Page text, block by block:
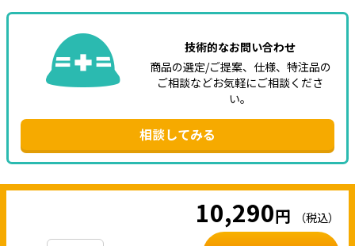
技術的なお問い合わせ
商品の選定/ご提案、仕様、特注品の
ご相談などお気軽にご相談くださ
い。
相談してみる
10,290円 （税込）